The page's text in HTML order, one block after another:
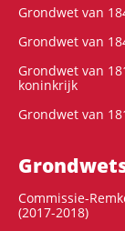
Grondwet van
Grondwet van
Grondwet van
koninkrijk
Grondwet van
Commissie-
(2017-2018)